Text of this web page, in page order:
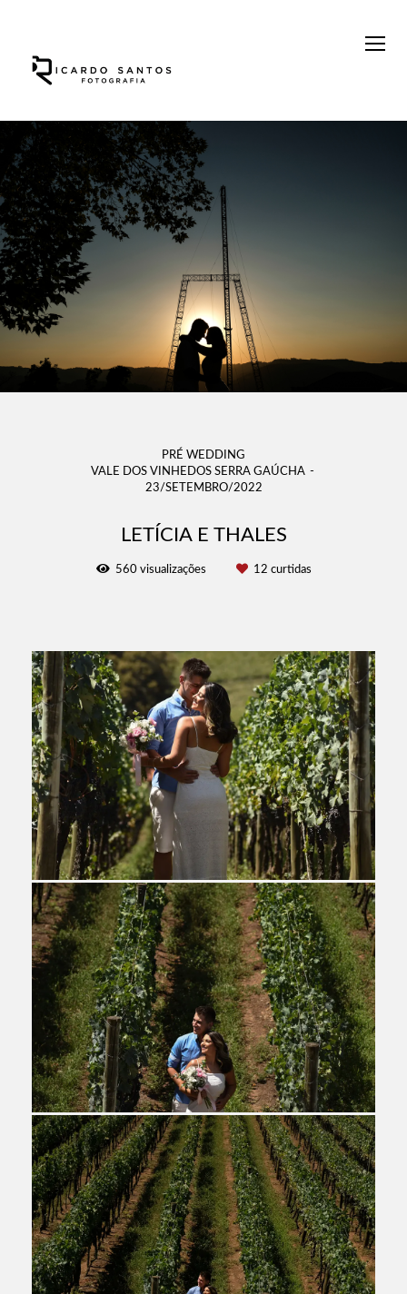
PRÉ WEDDING
VALE DOS VINHEDOS SERRA GAÚCHA
23/SETEMBRO/2022
LETÍCIA E THALES
560visualizações 12 curtidas